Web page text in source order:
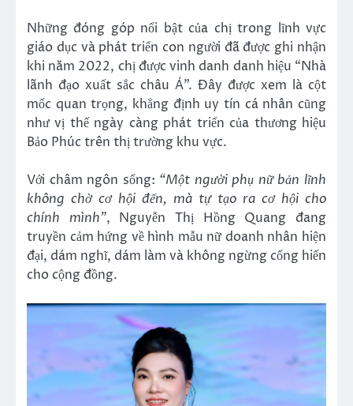
Những đóng góp nổi bật của chị trong lĩnh vực
giáo dục và phát triển con người đã được ghi nhận
khi năm 2022, chị được vinh danh danh hiệu “Nhà
lãnh đạo xuất sắc châu Á”. Đây được xem là cột
mốc quan trọng, khẳng định uy tín cá nhân cũng
như vị thế ngày càng phát triển của thương hiệu
Bảo Phúc trên thị trường khu vực.
Với châm ngôn sống: “Một người phụ nữ bản lĩnh
không chờ cơ hội đến, mà tự tạo ra cơ hội cho
chính mình”, Nguyễn Thị Hồng Quang đang
truyền cảm hứng về hình mẫu nữ doanh nhân hiện
đại, dám nghĩ, dám làm và không ngừng cống hiến
cho cộng đồng.